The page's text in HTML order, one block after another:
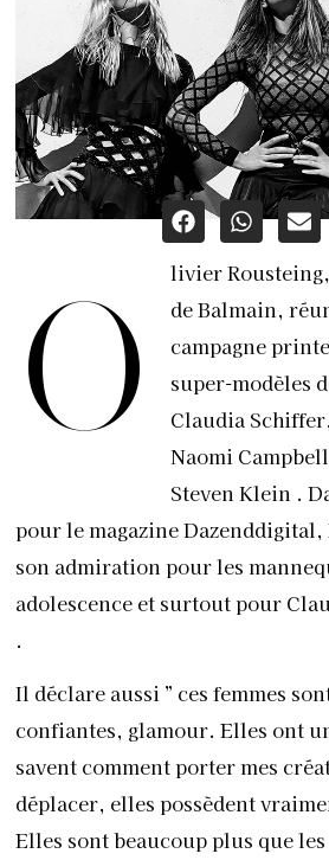
O
livier
de Balmain,
campagne
super-modèles
Claudia
Naomi
Steven Klein .
pour le magazine
son admiration pour les
adolescence et surtout pour
.
Il déclare aussi ” ces femmes
confiantes, glamour. Elles ont
savent comment porter mes
déplacer, elles possèdent
Elles sont beaucoup plus que les